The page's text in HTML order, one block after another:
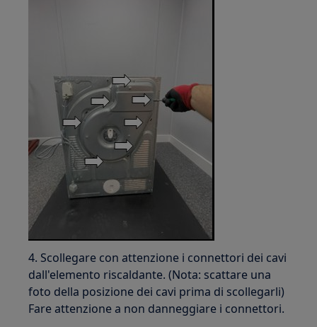
4. Scollegare con attenzione i connettori dei cavi
dall'elemento riscaldante. (Nota: scattare una
foto della posizione dei cavi prima di scollegarli)
Fare attenzione a non danneggiare i connettori.